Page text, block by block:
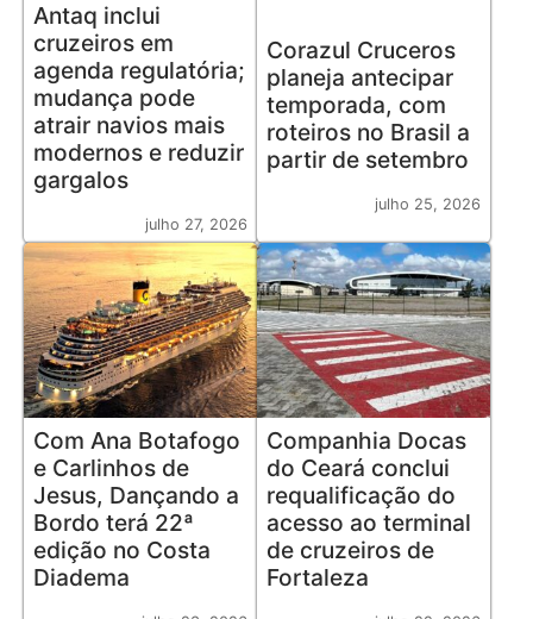
Antaq inclui
cruzeiros em
agenda regulatória;
mudança pode
atrair navios mais
modernos e reduzir
gargalos
julho 27, 2026
Corazul Cruceros
planeja antecipar
temporada, com
roteiros no Brasil a
partir de setembro
julho 25, 2026
Com Ana Botafogo
e Carlinhos de
Jesus, Dançando a
Bordo terá 22ª
edição no Costa
Diadema
Companhia Docas
do Ceará conclui
requalificação do
acesso ao terminal
de cruzeiros de
Fortaleza